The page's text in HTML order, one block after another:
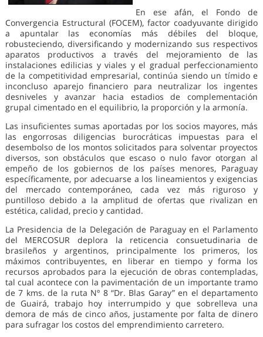
En ese afán, el Fondo de
Convergencia Estructural (FOCEM), factor coadyuvante dirigido
a apuntalar las economías más débiles del bloque,
robusteciendo, diversificando y modernizando sus respectivos
aparatos productivos a través del mejoramiento de las
instalaciones edilicias y viales y el gradual perfeccionamiento
de la competitividad empresarial, continúa siendo un tímido e
inconcluso aparejo financiero para neutralizar los ingentes
desniveles y avanzar hacia estadios de complementación
grupal cimentado en el equilibrio, la proporción y la armonía.
Las insuficientes sumas aportadas por los socios mayores, más
las engorrosas diligencias burocráticas impuestas para el
desembolso de los montos solicitados para solventar proyectos
diversos, son obstáculos que escaso o nulo favor otorgan al
empeño de los gobiernos de los países menores, Paraguay
específicamente, por adecuarse a los lineamientos y exigencias
del mercado contemporáneo, cada vez más riguroso y
puntilloso debido a la amplitud de ofertas que rivalizan en
estética, calidad, precio y cantidad.
La Presidencia de la Delegación de Paraguay en el Parlamento
del MERCOSUR deplora la reticencia consuetudinaria de
brasileños y argentinos, principalmente los primeros, los
máximos contribuyentes, en liberar en tiempo y forma los
recursos aprobados para la ejecución de obras contempladas,
tal cual acontece con la pavimentación de un importante tramo
de 7 kms. de la ruta Nº 8 “Dr. Blas Garay” en el departamento
de Guairá, trabajo hoy interrumpido y que sobrelleva una
demora de más de cinco años, justamente por falta de dinero
para sufragar los costos del emprendimiento carretero.